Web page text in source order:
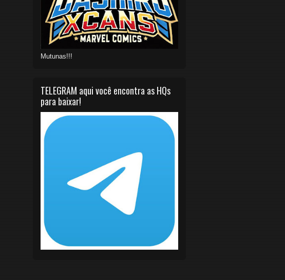
Mutunas!!!
TELEGRAM aqui você encontra as HQs
para baixar!